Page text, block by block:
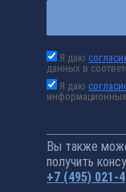
Я даю
данных в
Я даю
Вы также
получить
+7 (495) 021-